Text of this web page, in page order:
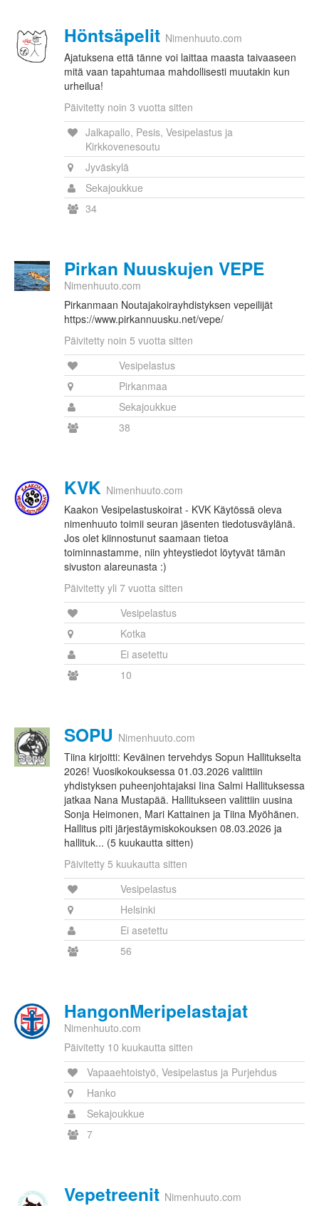
Höntsäpelit Nimenhuuto.com
Ajatuksena että tänne voi laittaa maasta taivaaseen
mitä vaan tapahtumaa mahdollisesti muutakin kun
urheilua!
Päivitetty noin 3 vuotta sitten
Jalkapallo, Pesis, Vesipelastus ja
Kirkkovenesoutu
Jyväskylä
Sekajoukkue
34
Pirkan Nuuskujen VEPE
Nimenhuuto.com
Pirkanmaan Noutajakoirayhdistyksen vepeilijät
https://www.pirkannuusku.net/vepe/
Päivitetty noin 5 vuotta sitten
Vesipelastus
Pirkanmaa
Sekajoukkue
38
KVK Nimenhuuto.com
Kaakon Vesipelastuskoirat - KVK Käytössä oleva
nimenhuuto toimii seuran jäsenten tiedotusväylänä.
Jos olet kiinnostunut saamaan tietoa
toiminnastamme, niin yhteystiedot löytyvät tämän
sivuston alareunasta :)
Päivitetty yli 7 vuotta sitten
Vesipelastus
Kotka
Ei asetettu
10
SOPU Nimenhuuto.com
Tiina kirjoitti: Keväinen tervehdys Sopun Hallitukselta
2026! Vuosikokouksessa 01.03.2026 valittiin
yhdistyksen puheenjohtajaksi Iina Salmi Hallituksessa
jatkaa Nana Mustapää. Hallitukseen valittiin uusina
Sonja Heimonen, Mari Kattainen ja Tiina Myöhänen.
Hallitus piti järjestäymiskokouksen 08.03.2026 ja
hallituk... (5 kuukautta sitten)
Päivitetty 5 kuukautta sitten
Vesipelastus
Helsinki
Ei asetettu
56
HangonMeripelastajat
Nimenhuuto.com
Päivitetty 10 kuukautta sitten
Vapaaehtoistyö, Vesipelastus ja Purjehdus
Hanko
Sekajoukkue
7
Vepetreenit Nimenhuuto.com